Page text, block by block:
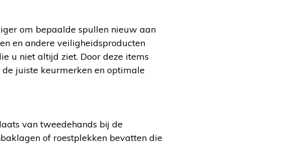
om bepaalde spullen nieuw aan
en andere veiligheidsproducten
u niet altijd ziet. Door deze items
juiste keurmerken en optimale
van tweedehands bij de
of roestplekken bevatten die